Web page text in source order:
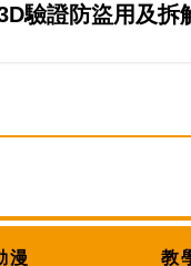
驗證防盜用及拆
漫 教